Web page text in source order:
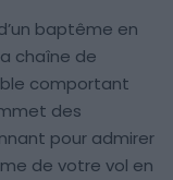
baptême en
chaîne de
comportant
des
pour admirer
de votre vol en